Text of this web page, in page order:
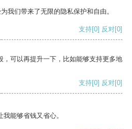
我们带来了无限的隐私保护和自由。
支持[0] 反对[0]
，可以再提升一下，比如能够支持更多地
支持[0] 反对[0]
能够省钱又省心。